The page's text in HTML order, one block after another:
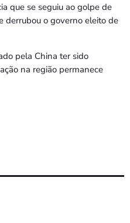
que se seguiu ao golpe de
derrubou o governo eleito de
pela China ter sido
na região permanece